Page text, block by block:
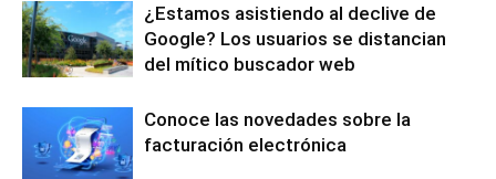
¿Estamos asistiendo al declive de
Google? Los usuarios se distancian
del mítico buscador web
Conoce las novedades sobre la
facturación electrónica